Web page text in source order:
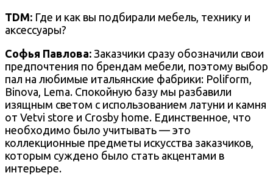
TDM: Где и как вы подбирали мебель, технику и
аксессуары?
Софья Павлова: Заказчики сразу обозначили свои
предпочтения по брендам мебели, поэтому выбор
пал на любимые итальянские фабрики: Poliform,
Binova, Lema. Спокойную базу мы разбавили
изящным светом с использованием латуни и камня
от Vetvi store и Crosby home. Единственное, что
необходимо было учитывать — это
коллекционные предметы искусства заказчиков,
которым суждено было стать акцентами в
интерьере.